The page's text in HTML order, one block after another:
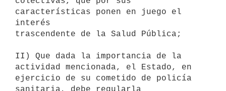
características ponen en juego el
interés
trascendente de la Salud Pública;
II) Que dada la importancia de la
actividad mencionada, el Estado, en
ejercicio de su cometido de policía